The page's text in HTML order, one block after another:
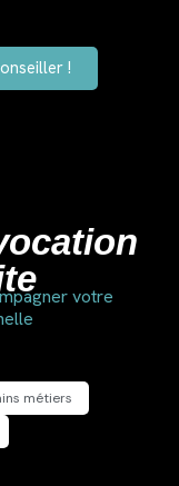
!
votre
métiers